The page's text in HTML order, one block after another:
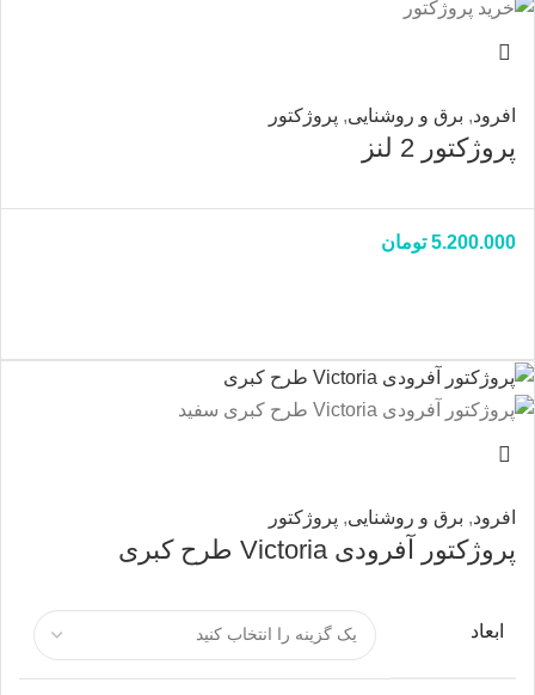
افرود, برق و روشنایی, پروژکتور
پروژکتور 2 لنز
5.200.000 تومان
افرود, برق و روشنایی, پروژکتور
پروژکتور آفرودی Victoria طرح کبری
ابعاد